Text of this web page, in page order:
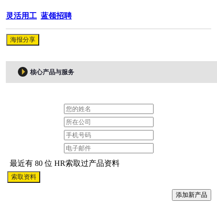
灵活用工 蓝领招聘
海报分享
核心产品与服务
最近有 80 位 HR索取过产品资料
索取资料
添加新产品